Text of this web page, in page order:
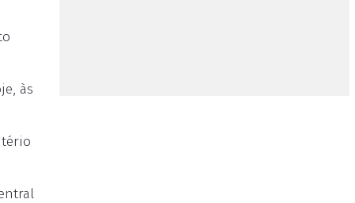
às